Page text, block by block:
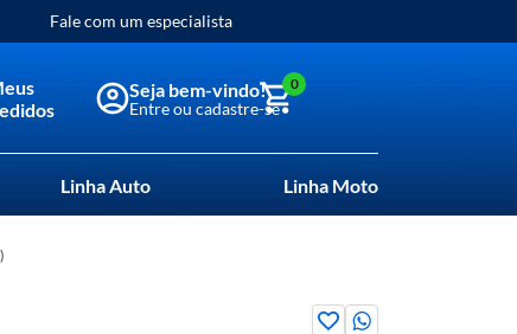
Fale com um especialista
0
Linha Auto Linha Moto